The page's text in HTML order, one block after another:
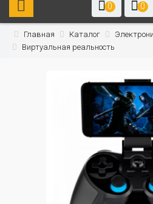
0 0
Главная Каталог
Виртуальная реальность